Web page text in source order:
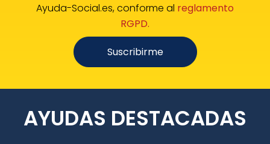
Ayuda-Social.es, conforme al reglamento
RGPD.
Suscribirme
AYUDAS DESTACADAS